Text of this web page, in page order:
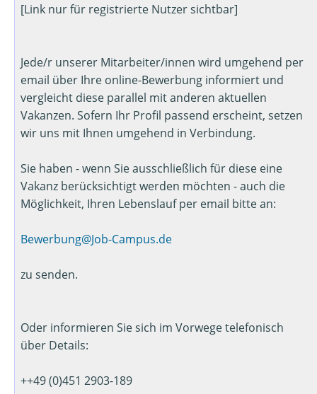
[Link nur für registrierte Nutzer sichtbar]
Jede/r unserer Mitarbeiter/innen wird umgehend per
email über Ihre online-Bewerbung informiert und
vergleicht diese parallel mit anderen aktuellen
Vakanzen. Sofern Ihr Profil passend erscheint, setzen
wir uns mit Ihnen umgehend in Verbindung.
Sie haben - wenn Sie ausschließlich für diese eine
Vakanz berücksichtigt werden möchten - auch die
Möglichkeit, Ihren Lebenslauf per email bitte an:
Bewerbung@Job-Campus.de
zu senden.
Oder informieren Sie sich im Vorwege telefonisch
über Details:
++49 (0)451 2903-189